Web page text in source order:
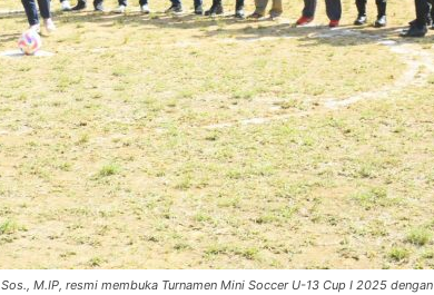
M.IP, resmi membuka Turnamen Mini Soccer U-13 Cup I 2025 dengan